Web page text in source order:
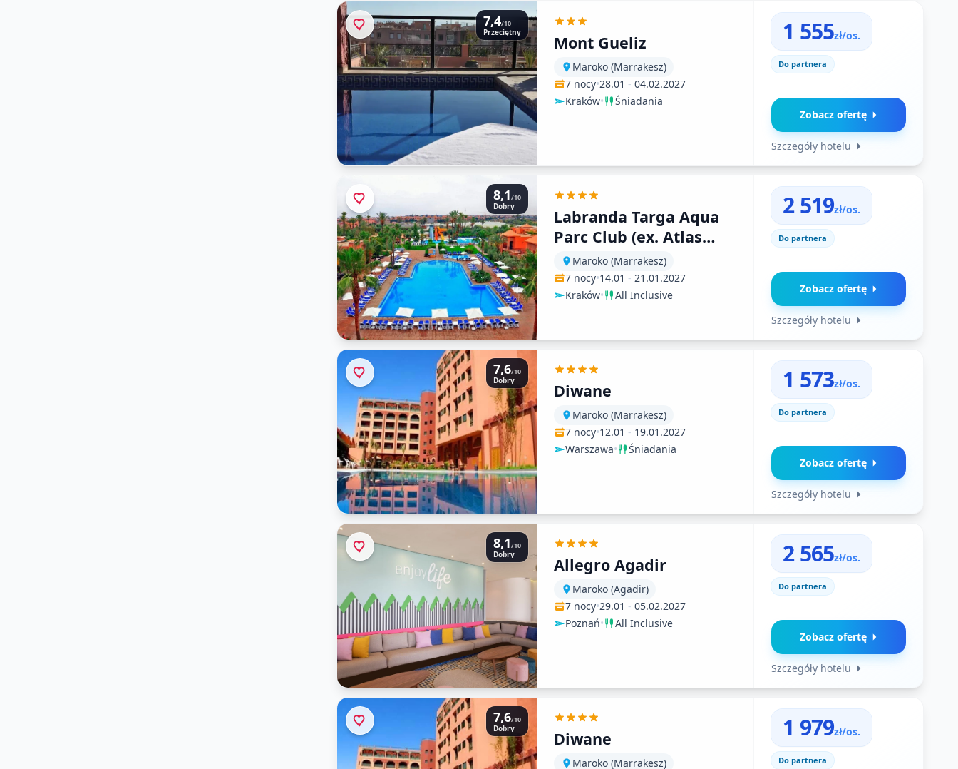
7,4/10
Przeciętny Mont Gueliz
Maroko (Marrakesz)
7 nocy•28.01 - 04.02.2027
Kraków• Śniadania
1 555zł/os.
Do partnera
Zobacz ofertę
Szczegóły hotelu
8,1/10
Dobry
Labranda Targa Aqua
Parc Club (ex. Atlas
Targa Marrakesz)
Maroko (Marrakesz)
7 nocy•14.01 - 21.01.2027
Kraków• All Inclusive
2 519zł/os.
Do partnera
Zobacz ofertę
Szczegóły hotelu
7,6/10
Dobry Diwane
Maroko (Marrakesz)
7 nocy•12.01 - 19.01.2027
Warszawa• Śniadania
1 573zł/os.
Do partnera
Zobacz ofertę
Szczegóły hotelu
8,1/10
Dobry Allegro Agadir
Maroko (Agadir)
7 nocy•29.01 - 05.02.2027
Poznań• All Inclusive
2 565zł/os.
Do partnera
Zobacz ofertę
Szczegóły hotelu
7,6/10
Dobry Diwane
Maroko (Marrakesz)
1 979zł/os.
Do partnera